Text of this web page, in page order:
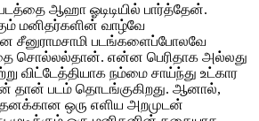
ஆஹா ஓடிடியில் பார்த்தேன்.
மனிதர்களின் வாழ்வே
படங்களைப்போலவே
சொல்லல்தான். என்ன பெரிதாக அல்லது
விட்டேத்தியாக நம்மை சாய்ந்து உட்கார
தான் படம் தொடங்குகிறது. ஆனால்,
ஒரு எளிய அறமுடன்